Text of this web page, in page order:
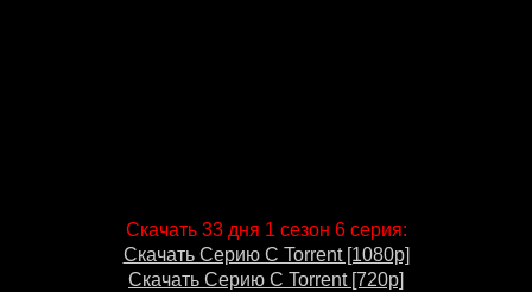
Скачать 33 дня 1 сезон 6 серия:
Скачать Серию С Torrent [1080p]
Скачать Серию С Torrent [720p]